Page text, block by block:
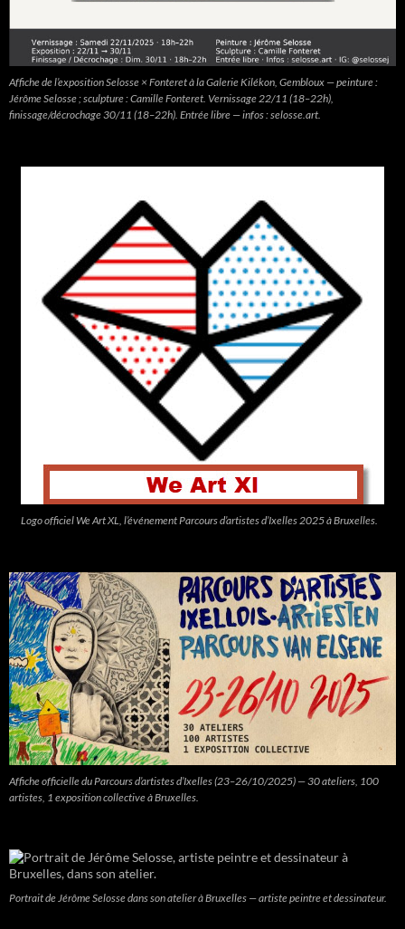
Affiche de l’exposition Selosse × Fonteret à la Galerie Kilékon, Gembloux — peinture :
Jérôme Selosse ; sculpture : Camille Fonteret. Vernissage 22/11 (18–22h),
finissage/décrochage 30/11 (18–22h). Entrée libre — infos : selosse.art.
Logo officiel We Art XL, l’événement Parcours d’artistes d’Ixelles 2025 à Bruxelles.
Affiche officielle du Parcours d’artistes d’Ixelles (23–26/10/2025) — 30 ateliers, 100
artistes, 1 exposition collective à Bruxelles.
Portrait de Jérôme Selosse dans son atelier à Bruxelles — artiste peintre et dessinateur.